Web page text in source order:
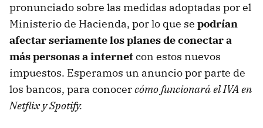
pronunciado sobre las medidas adoptadas por el
Ministerio de Hacienda, por lo que se podrían
afectar seriamente los planes de conectar a
más personas a internetcon estos nuevos
impuestos. Esperamos un anuncio por parte de
los bancos, para conocercómo funcionará el IVA en
Netflix y Spotify.